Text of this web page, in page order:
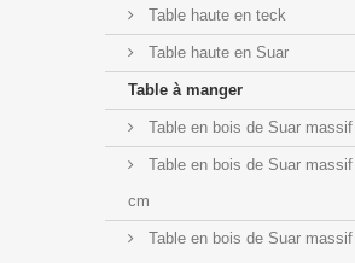
Table haute en teck
Table haute en Suar
Table à manger
Table en bois de Suar massif
Table en bois de Suar
cm
Table en bois de Suar